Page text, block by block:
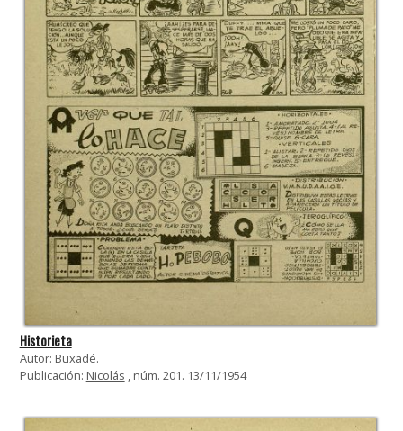
Historieta
Autor: Buxadé.
Publicación: Nicolás , núm. 201. 13/11/1954